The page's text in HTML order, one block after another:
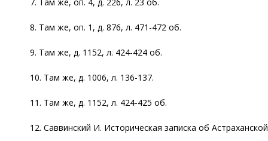
8. Там же, оп. 1, д. 876, л. 471-472 об.
9. Там же, д. 1152, л. 424-424 об.
10. Там же, д. 1006, л. 136-137.
11. Там же, д. 1152, л. 424-425 об.
12. Саввинский И. Историческая записка об